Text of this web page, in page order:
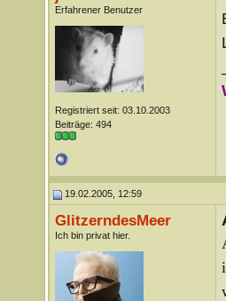
Erfahrener Benutzer
Registriert seit: 03.10.2003
Beiträge: 494
19.02.2005, 12:59
GlitzerndesMeer
Ich bin privat hier.